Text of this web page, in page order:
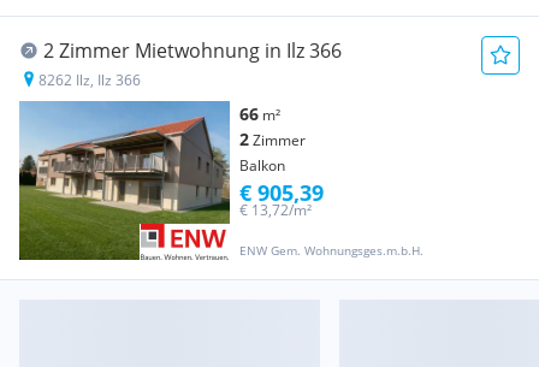
2 Zimmer Mietwohnung in Ilz 366
8262 Ilz, Ilz 366
66 m²
2Zimmer
Balkon
ENW Gem. Wohnungsges.m.b.H.
€ 13,72/m²
€ 905,39